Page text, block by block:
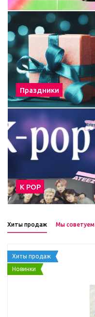
Праздники
К POP
Хиты продаж Мы советуем
Хиты продаж
Новинки